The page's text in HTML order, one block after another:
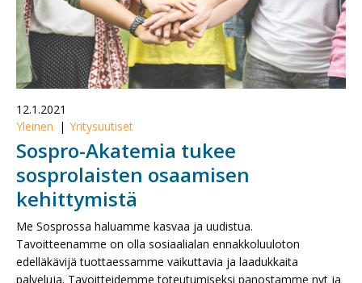
12.1.2021
Yleinen
Yritysuutiset
Sospro-Akatemia tukee
sosprolaisten osaamisen
kehittymistä
Me Sosprossa haluamme kasvaa ja uudistua.
Tavoitteenamme on olla sosiaalialan ennakkoluuloton
edelläkävijä tuottaessamme vaikuttavia ja laadukkaita
palveluja. Tavoitteidemme toteutumiseksi panostamme nyt ja